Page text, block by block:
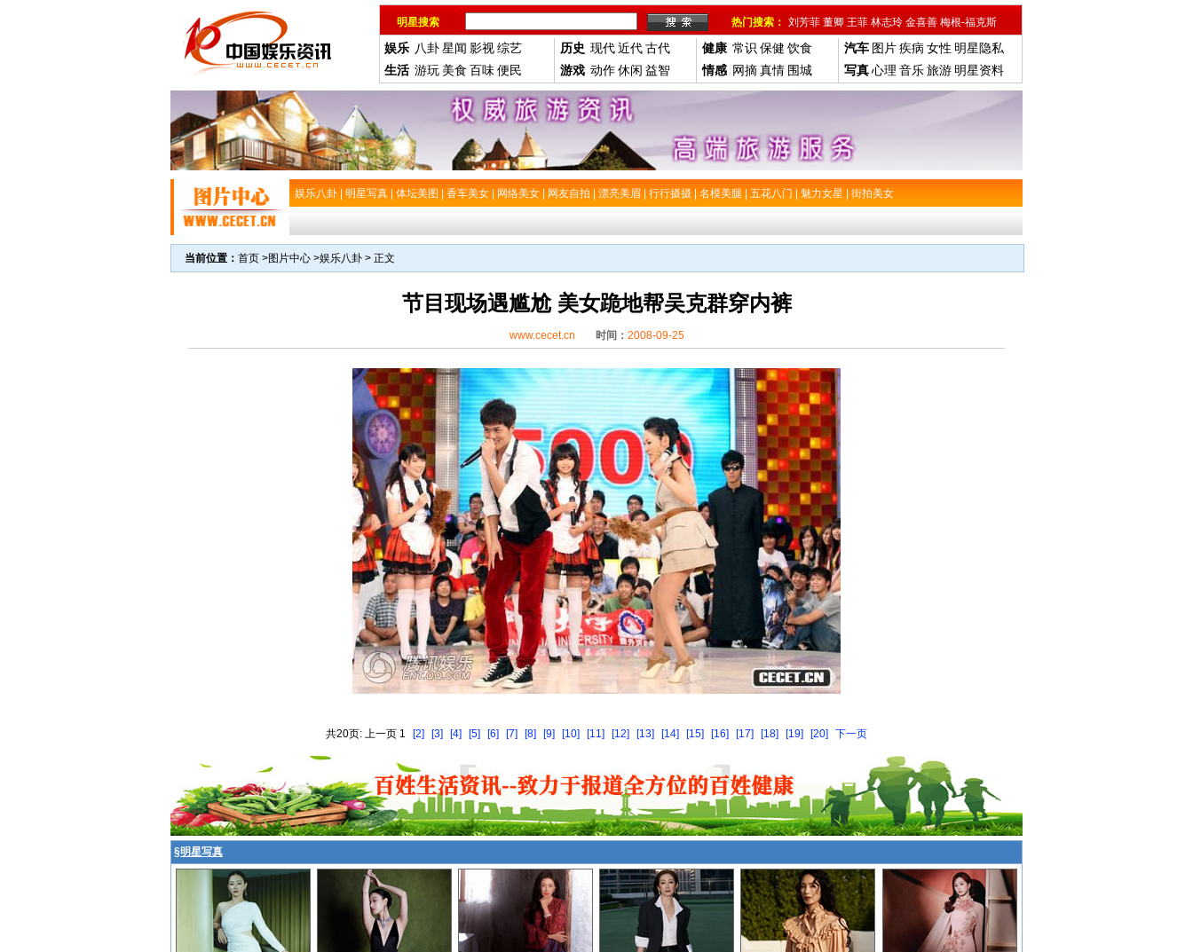
明星搜索 热门搜索： 刘芳菲 董卿 王菲 林志玲 金喜善 梅根-福克斯
娱乐 八卦星闻 影视综艺
生活 游玩 美食 百味便民
历史 现代近代古代
游戏 动作休闲 益智
健康 常识 保健 饮食
情感 网摘真情 围城
汽车 图片疾病 女性 明星隐私
写真心理 音乐旅游 明星资料
娱乐八卦 明星写真 体坛美图 香车美女 网络美女 网友自拍 漂亮美眉 行行摄摄 名模美腿 五花八门 魅力女星 街拍美女
当前位置： 首页 >图片中心 >娱乐八卦 > 正文
节目现场遇尴尬 美女跪地帮吴克群穿内裤
www.cecet.cn 时间： 2008-09-25
共20页: 上一页 1 [2] [3] [4] [5] [6] [7] [8] [9] [10] [11] [12] [13] [14] [15] [16] [17] [18] [19] [20] 下一页
§明星写真